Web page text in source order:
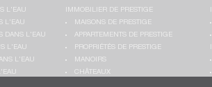
L'EAU
L'EAU
DANS L'EAU
L'EAU
L'EAU
IMMOBILIER DE PRESTIGE
MAISONS DE PRESTIGE
APPARTEMENTS DE PRESTIGE
PROPRIÉTÉS DE PRESTIGE
MANOIRS
CHÂTEAUX